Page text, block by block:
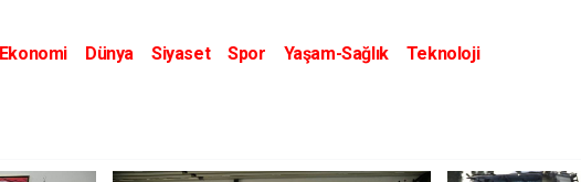
Dünya Siyaset Spor Yaşam-Sağlık
Teknoloji